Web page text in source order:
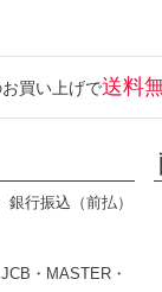
買い上げで送料
行振込（前払）
・MASTER・